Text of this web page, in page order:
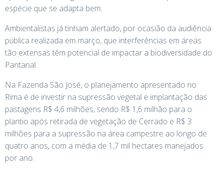
espécie que se adapta bem.
Ambientalistas já tinham alertado, por ocasião da audiência
pública realizada em março, que interferências em áreas
tão extensas têm potencial de impactar a biodiversidade do
Pantanal.
Na Fazenda São José, o planejamento apresentado no
Rima é de investir na supressão vegetal e implantação das
pastagens R$ 4,6 milhões, sendo R$ 1,6 milhão para o
plantio após retirada de vegetação de Cerrado e R$ 3
milhões para a supressão na área campestre ao longo de
quatro anos, com a média de 1,7 mil hectares manejados
por ano.